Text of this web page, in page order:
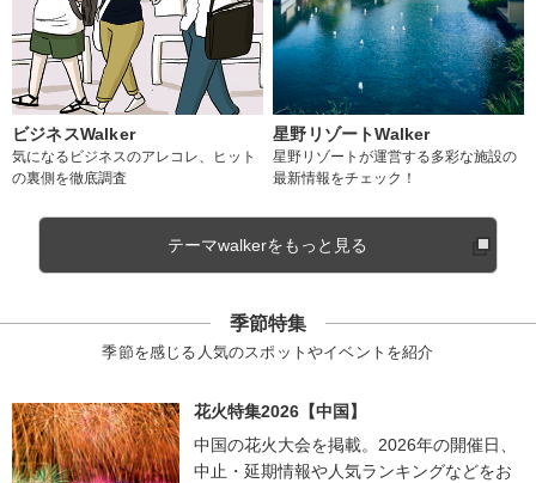
ビジネスWalker
気になるビジネスのアレコレ、ヒット
の裏側を徹底調査
星野リゾートWalker
星野リゾートが運営する多彩な施設の
最新情報をチェック！
テーマwalkerをもっと見る
季節特集
季節を感じる人気のスポットやイベントを紹介
花火特集2026【中国】
中国の花火大会を掲載。2026年の開催日、
中止・延期情報や人気ランキングなどをお